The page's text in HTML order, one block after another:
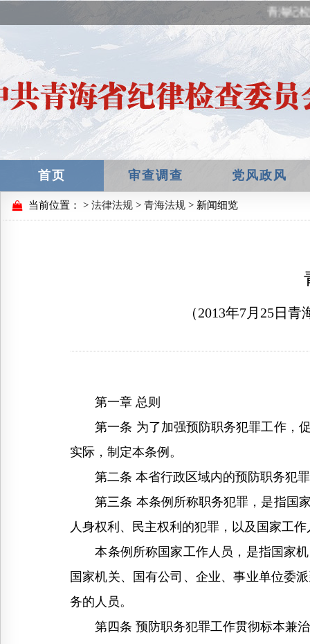
青海纪检
首页 审查调查 党风政风
当前位置： > 法律法规 > 青海法规 > 新闻细览
（2013年7月25日
第一章 总则
第一条 为了加强预防职务犯罪工作，促
实际，制定本条例。
第二条 本省行政区域内的预防职务犯罪
第三条 本条例所称职务犯罪，是指国家
人身权利、民主权利的犯罪，以及国家工
本条例所称国家工作人员，是指国家机
国家机关、国有公司、企业、事业单位委
务的人员。
第四条 预防职务犯罪工作贯彻标本兼治